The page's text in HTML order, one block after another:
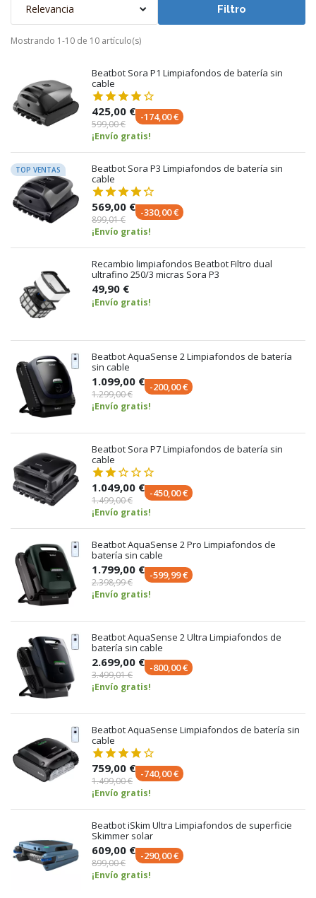
Relevancia Filtro
Mostrando 1-10 de 10 artículo(s)
Beatbot Sora P1 Limpiafondos de batería sin
cable
425,00 €
599,00 €
-174,00 €
¡Envío gratis!
TOP VENTAS
Beatbot Sora P3 Limpiafondos de batería sin
cable
569,00 €
899,01 €
-330,00 €
¡Envío gratis!
Recambio limpiafondos Beatbot Filtro dual
ultrafino 250/3 micras Sora P3
49,90 €
¡Envío gratis!
Beatbot AquaSense 2 Limpiafondos de batería
sin cable
1.099,00 €
1.299,00 €
-200,00 €
¡Envío gratis!
Beatbot Sora P7 Limpiafondos de batería sin
cable
1.049,00 €
1.499,00 €
-450,00 €
¡Envío gratis!
Beatbot AquaSense 2 Pro Limpiafondos de
batería sin cable
1.799,00 €
2.398,99 €
-599,99 €
¡Envío gratis!
Beatbot AquaSense 2 Ultra Limpiafondos de
batería sin cable
2.699,00 €
3.499,01 €
-800,00 €
¡Envío gratis!
Beatbot AquaSense Limpiafondos de batería sin
cable
759,00 €
1.499,00 €
-740,00 €
¡Envío gratis!
Beatbot iSkim Ultra Limpiafondos de superficie
Skimmer solar
609,00 €
899,00 €
-290,00 €
¡Envío gratis!